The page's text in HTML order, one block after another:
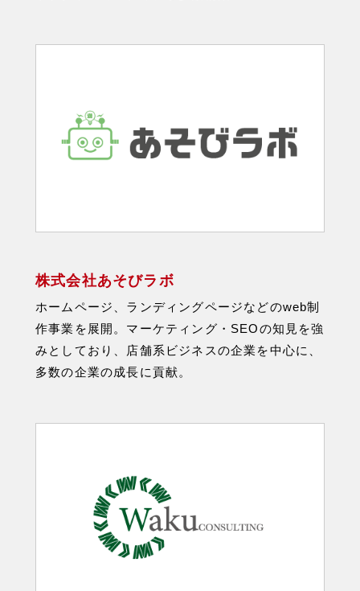
株式会社あそびラボ
ホームページ、ランディングページなどのweb制
作事業を展開。マーケティング・SEOの知⾒を強
みとしており、店舗系ビジネスの企業を中⼼に、
多数の企業の成⻑に貢献。